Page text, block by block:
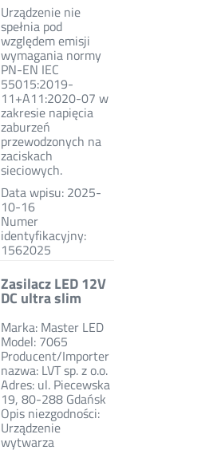
Urządzenie nie
spełnia pod
względem emisji
wymagania normy
PN-EN IEC
55015:2019-
11+A11:2020-07 w
zakresie napięcia
zaburzeń
przewodzonych na
zaciskach
sieciowych.
Data wpisu: 2025-
10-16
Numer
identyfikacyjny:
1562025
Zasilacz LED 12V
DC ultra slim
Marka: Master LED
Model: 7065
Producent/Importer
nazwa: LVT sp. z o.o.
Adres: ul. Piecewska
19, 80-288 Gdańsk
Opis niezgodności:
Urządzenie
wytwarza